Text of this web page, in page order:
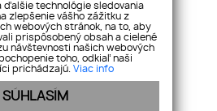
ďalšie technológie sledovania
zlepšenie vášho zážitku z
webových stránok, na to, aby
prispôsobený obsah a cielené
návštevnosti našich webových
toho, odkiaľ naši
prichádzajú. Viac info
SÚHLASÍM